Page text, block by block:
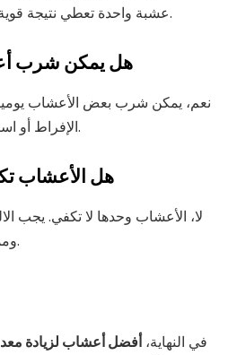
عشبة واحدة تعطي نتيجة قوية بدون نظام غذائي وحركة.
هل يمكن شرب
نعم، يمكن شرب بعض الأعشاب
الإفراط أو استخدام خلطات غير موثوقة.
هل الأعشاب
لا، الأعشاب وحدها لا تكفي. يجب
وممارسة نشاط بدني منتظم.
في النهاية،أفضل أعشاب لزيادة